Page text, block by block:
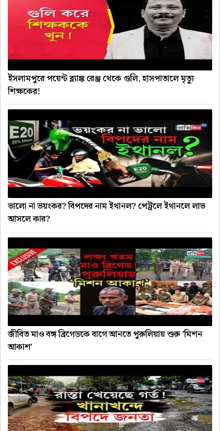
ইসলামপুরে পয়েন্ট ব্ল্যাঙ্ক রেঞ্জ থেকে গুলি, হাসপাতালে মৃত্যু
শিক্ষকের!
ভালো না ভয়ংকর? বিপদের নাম ইথানল? পেট্রলে ইথানলে লাভ
আসলে কার?
জীবিত মাও বঙ্গ ব্রিগেডকে বাগে আনতে পুরুলিয়ায় শুরু 'মিশন
আকাশ'